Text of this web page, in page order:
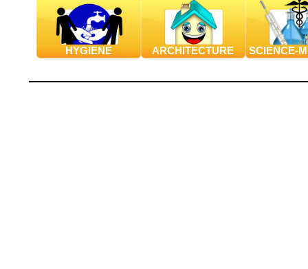
HYGIENE ARCHITECTURE SCIENCE-